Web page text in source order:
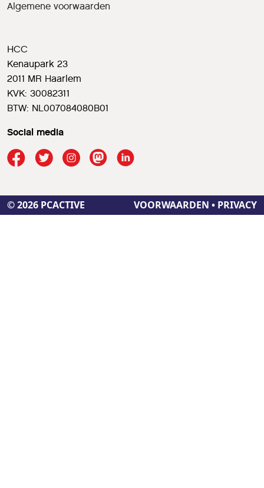
Algemene voorwaarden
HCC
Kenaupark 23
2011 MR Haarlem
KVK: 30082311
BTW: NL007084080B01
Social media
© 2026 PCACTIVE VOORWAARDEN • PRIVACY